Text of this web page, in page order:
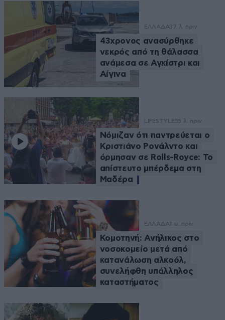
ΕΛΛΑΔΑ37 λ. πριν
43χρονος ανασύρθηκε
νεκρός από τη θάλασσα
ανάμεσα σε Αγκίστρι και
Αίγινα
LIFESTYLE55 λ. πριν
Νόμιζαν ότι παντρεύεται ο
Κριστιάνο Ρονάλντο και
όρμησαν σε Rolls-Royce: Το
απίστευτο μπέρδεμα στη
Μαδέρα
ΕΛΛΑΔΑ 1 ω. πριν
Κομοτηνή: Ανήλικος στο
νοσοκομείο μετά από
κατανάλωση αλκοόλ,
συνελήφθη υπάλληλος
καταστήματος